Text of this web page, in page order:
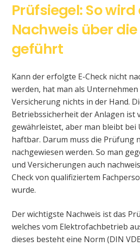
Prüfsiegel: So wird
Nachweis über
geführt
Kann der erfolgte E-Check nicht
werden, hat man als
Versicherung nichts in der Hand.
Betriebssicherheit der Anlagen ist
gewährleistet, aber man bleibt bei
haftbar. Darum muss die Prüfung
nachgewiesen werden. So man
und Versicherungen auch
Check von qualifiziertem
wurde.
Der wichtigste Nachweis ist das
welches vom Elektrofachbetrieb
dieses besteht eine Norm (DIN